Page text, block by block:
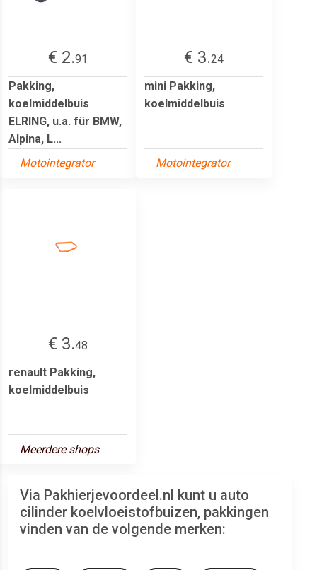
€ 2.91
Pakking,
koelmiddelbuis
ELRING, u.a. für BMW,
Alpina, L...
Motointegrator
€ 3.24
mini Pakking,
koelmiddelbuis
Motointegrator
€ 3.48
renault Pakking,
koelmiddelbuis
Meerdere shops
Via Pakhierjevoordeel.nl kunt u auto
cilinder koelvloeistofbuizen, pakkingen
vinden van de volgende merken: